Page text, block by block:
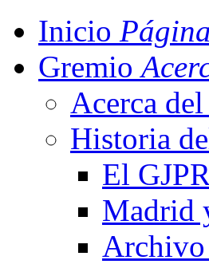
Inicio
Gremio
Acerca
Historia
El
Madrid